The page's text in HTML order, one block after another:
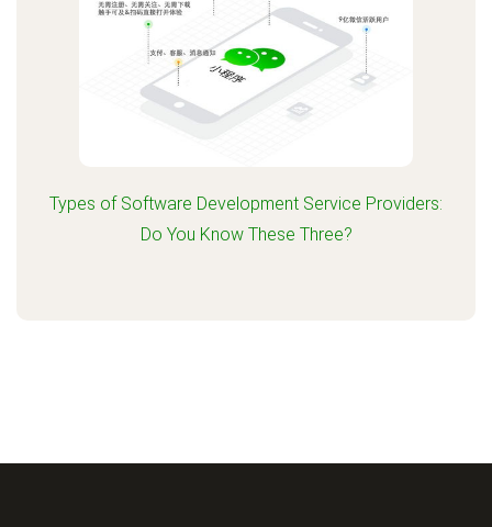
Types of Software Development Service Providers:
Do You Know These Three?